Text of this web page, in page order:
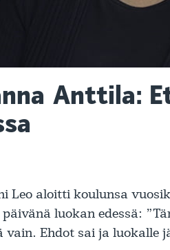
Anttila:
Leo aloitti koulunsa
luokan edessä:
vain. Ehdot sai ja luokalle